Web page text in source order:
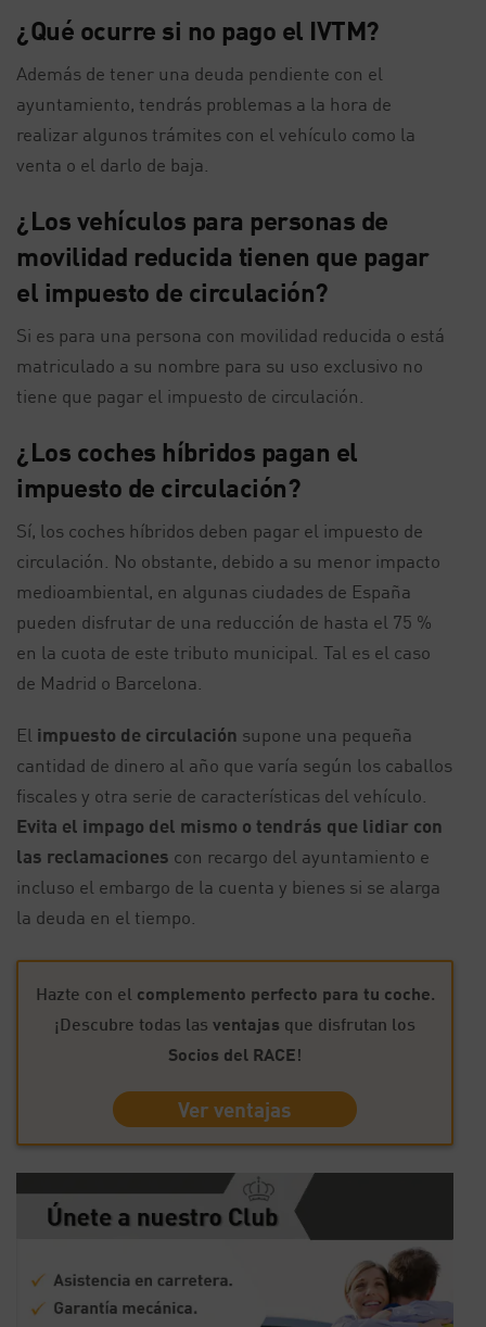
¿Qué ocurre si no pago el IVTM?
Además de tener una deuda pendiente con el
ayuntamiento, tendrás problemas a la hora de
realizar algunos trámites con el vehículo como la
venta o el darlo de baja.
¿Los vehículos para personas de
movilidad reducida tienen que pagar
el impuesto de circulación?
Si es para una persona con movilidad reducida o está
matriculado a su nombre para su uso exclusivo no
tiene que pagar el impuesto de circulación.
¿Los coches híbridos pagan el
impuesto de circulación?
Sí, los coches híbridos deben pagar el impuesto de
circulación. No obstante, debido a su menor impacto
medioambiental, en algunas ciudades de España
pueden disfrutar de una reducción de hasta el 75 %
en la cuota de este tributo municipal. Tal es el caso
de Madrid o Barcelona.
El impuesto de circulación supone una pequeña
cantidad de dinero al año que varía según los caballos
fiscales y otra serie de características del vehículo.
Evita el impago del mismo o tendrás que lidiar con
las reclamaciones con recargo del ayuntamiento e
incluso el embargo de la cuenta y bienes si se alarga
la deuda en el tiempo.
Hazte con el complemento perfecto para tu coche.
¡Descubre todas las ventajas que disfrutan los
Socios del RACE!
Ver ventajas